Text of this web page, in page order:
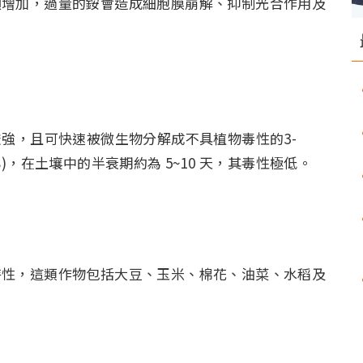
且可快速被微生物分解成不具植物毒性的3-
土壤中的半衰期約為 5~10 天，其毒性極低。
這類作物包括大豆、玉米、棉花、油菜、水稻及